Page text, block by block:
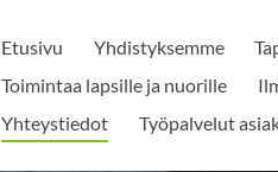
Etusivu Yhdistyksemme
Toimintaa lapsille ja nuorille
Yhteystiedot
Työpalvelut